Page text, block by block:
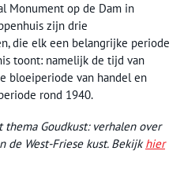
Monument op de Dam in
zijn drie
die elk een belangrijke periode
toont: namelijk de tijd van
bloeiperiode van handel en
rond 1940.
Goudkust: verhalen over
de West-Friese kust. Bekijkhier